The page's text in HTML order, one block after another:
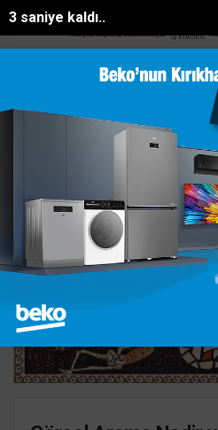
2 saniye kaldı..
SON DAKİKA:
ölü bulunan Eyüp Can davası
Ana Sayfa TEKNOLOJİ